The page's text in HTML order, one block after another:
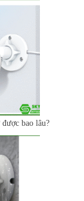
bao lâu?